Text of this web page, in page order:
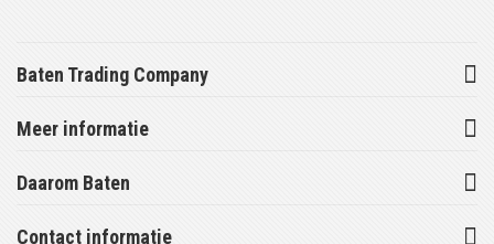
Baten Trading Company
Meer informatie
Daarom Baten
Contact informatie